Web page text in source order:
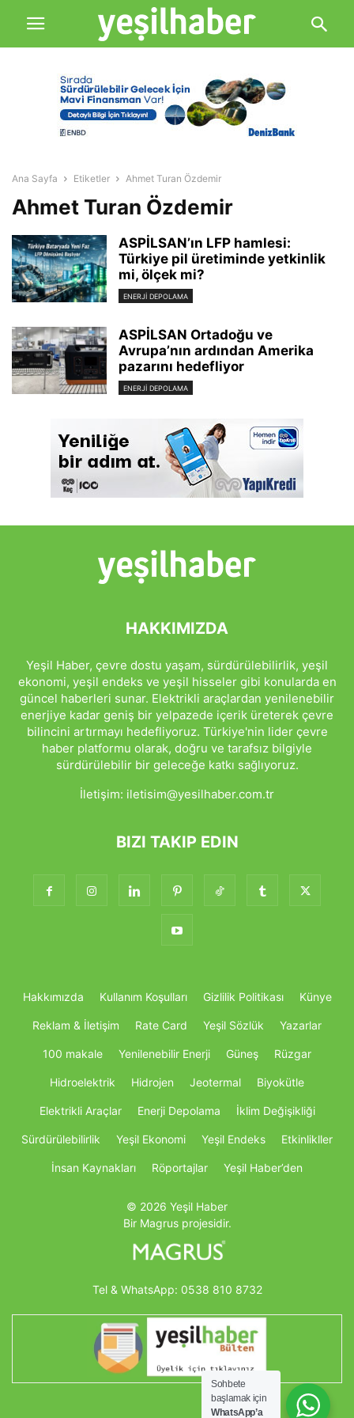
Ana Sayfa Etiketler Ahmet Turan Özdemir
Ahmet Turan Özdemir
ASPİLSAN’ın LFP hamlesi:
Türkiye pil üretiminde yetkinlik
mi, ölçek mi?
ENERJI DEPOLAMA
ASPİLSAN Ortadoğu ve
Avrupa’nın ardından Amerika
pazarını hedefliyor
ENERJI DEPOLAMA
HAKKIMIZDA
Yeşil Haber, çevre dostu yaşam, sürdürülebilirlik, yeşil
ekonomi, yeşil endeks ve yeşil hisseler gibi konularda en
güncel haberleri sunar. Elektrikli araçlardan yenilenebilir
enerjiye kadar geniş bir yelpazede içerik üreterek çevre
bilincini artırmayı hedefliyoruz. Türkiye'nin lider çevre
haber platformu olarak, doğru ve tarafsız bilgiyle
sürdürülebilir bir geleceğe katkı sağlıyoruz.
İletişim: iletisim@yesilhaber.com.tr
BIZI TAKIP EDIN
Hakkımızda Kullanım Koşulları Gizlilik Politikası Künye
Reklam & İletişim Rate Card Yeşil Sözlük Yazarlar
100 makale Yenilenebilir Enerji Güneş Rüzgar
Hidroelektrik Hidrojen Jeotermal Biyokütle
Elektrikli Araçlar Enerji Depolama İklim Değişikliği
Sürdürülebilirlik Yeşil Ekonomi Yeşil Endeks Etkinlikller
İnsan Kaynakları Röportajlar Yeşil Haber’den
© 2026 Yeşil Haber
Bir Magrus projesidir.
Tel & WhatsApp: 0538 810 8732
Sohbete
başlamak için
WhatsApp’a